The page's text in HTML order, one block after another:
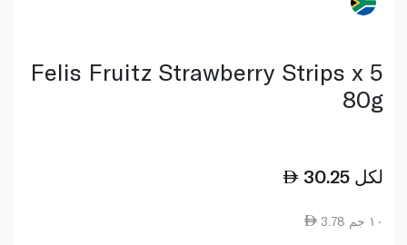
Felis Fruitz Strawberry Strips x 5
80g
30.25 لكل
3.78 ١٠ جم